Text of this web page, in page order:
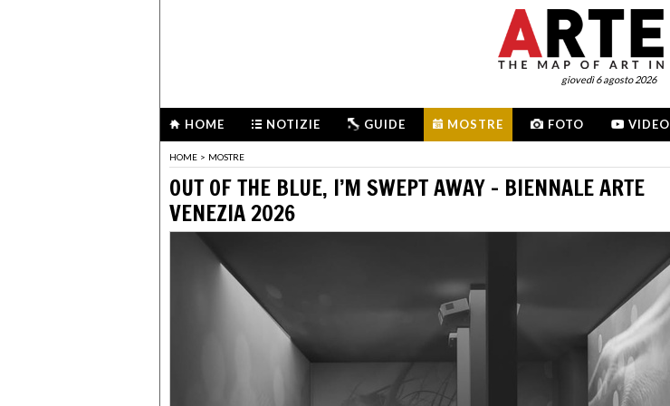
giovedì 6 agosto 2026
HOME NOTIZIE GUIDE MOSTRE FOTO VIDEO
HOME > MOSTRE
OUT OF THE BLUE, I’M SWEPT AWAY - BIENNALE ARTE
VENEZIA 2026